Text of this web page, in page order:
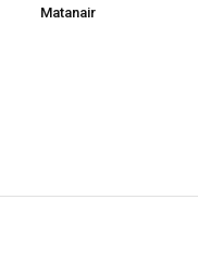
Matanair